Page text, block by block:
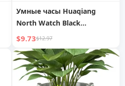
Умные часы Huaqiang
North Watch Black
Technology для мужчин
$9.73$12.97